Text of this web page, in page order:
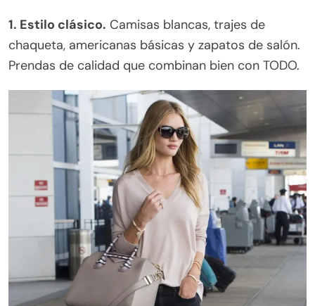
1. Estilo clásico. Camisas blancas, trajes de
chaqueta, americanas básicas y zapatos de salón.
Prendas de calidad que combinan bien con TODO.